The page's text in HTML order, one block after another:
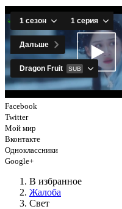
Facebook
Twitter
Мой мир
Вконтакте
Одноклассники
Google+
В избранное
Жалоба
Свет